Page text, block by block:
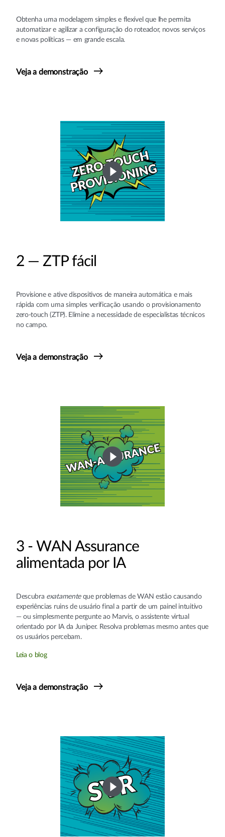
Obtenha uma modelagem simples e flexível que lhe permita
automatizar e agilizar a configuração do roteador, novos serviços
e novas políticas — em grande escala.
Veja a demonstração
2 — ZTP fácil
Provisione e ative dispositivos de maneira automática e mais
rápida com uma simples verificação usando o provisionamento
zero-touch (ZTP). Elimine a necessidade de especialistas técnicos
no campo.
Veja a demonstração
3 - WAN Assurance
alimentada por IA
Descubra exatamenteque problemas de WAN estão causando
experiências ruins de usuário final a partir de um painel intuitivo
— ou simplesmente pergunte ao Marvis, o assistente virtual
orientado por IA da Juniper. Resolva problemas mesmo antes que
os usuários percebam.
Leia o blog
Veja a demonstração